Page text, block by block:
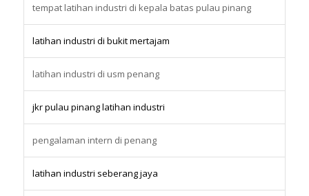
tempat latihan industri di kepala batas pulau pinang
latihan industri di bukit mertajam
latihan industri di usm penang
jkr pulau pinang latihan industri
pengalaman intern di penang
latihan industri seberang jaya